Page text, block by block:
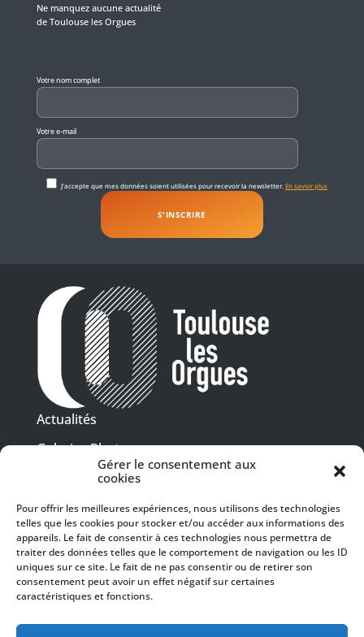
Gérer le consentement aux
cookies
Pour offrir les meilleures expériences, nous utilisons des technologies
telles que les cookies pour stocker et/ou accéder aux informations des
appareils. Le fait de consentir à ces technologies nous permettra de
traiter des données telles que le comportement de navigation ou les ID
uniques sur ce site. Le fait de ne pas consentir ou de retirer son
consentement peut avoir un effet négatif sur certaines
caractéristiques et fonctions.
Ne manquez aucune actualité
de Toulouse les Orgues
Votre nom complet
Votre e-mail
J'accepte que mes données soient utilisées pour recevoir la newsletter.En savoir plus
Actualités
Galeries Photos
Vidéothèque
Presse
Programme PDF
Billetterie
Recrutement
Mentions légales
SUIVEZ-NOUS